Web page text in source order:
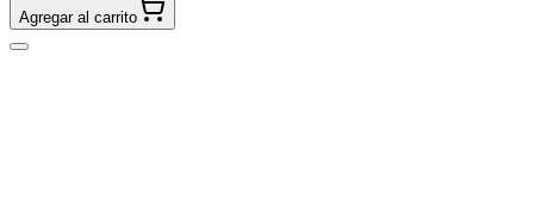
Agregar al carrito